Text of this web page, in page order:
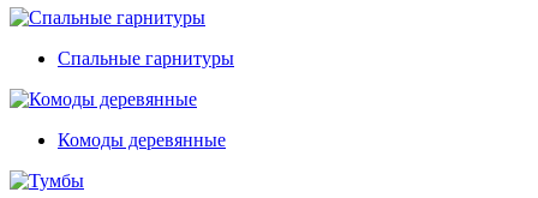
Спальные гарнитуры
Комоды деревянные